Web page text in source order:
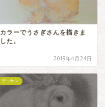
カラーでうさぎさんを描きま
した。
2019年4月24日
デッサン